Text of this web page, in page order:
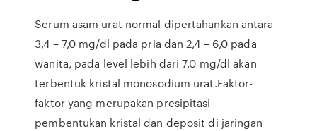
Serum asam urat normal dipertahankan antara
3,4 – 7,0 mg/dl pada pria dan 2,4 – 6,0 pada
wanita, pada level lebih dari 7,0 mg/dl akan
terbentuk kristal monosodium urat.Faktor-
faktor yang merupakan presipitasi
pembentukan kristal dan deposit di jaringan